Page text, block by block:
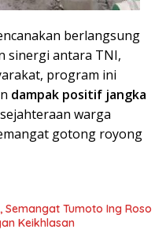
berlangsung
sinergi antara TNI,
program ini
dampak positif jangka
warga
gotong royong
Semangat Tumoto Ing Roso
Keikhlasan